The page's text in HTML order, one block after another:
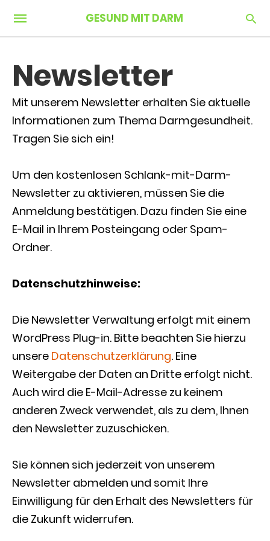
GESUND MIT DARM
Newsletter
Mit unserem Newsletter erhalten Sie aktuelle
Informationen zum Thema Darmgesundheit.
Tragen Sie sich ein!
Um den kostenlosen Schlank-mit-Darm-
Newsletter zu aktivieren, müssen Sie die
Anmeldung bestätigen. Dazu finden Sie eine
E-Mail in Ihrem Posteingang oder Spam-
Ordner.
Datenschutzhinweise:
Die Newsletter Verwaltung erfolgt mit einem
WordPress Plug-in. Bitte beachten Sie hierzu
unsere Datenschutzerklärung. Eine
Weitergabe der Daten an Dritte erfolgt nicht.
Auch wird die E-Mail-Adresse zu keinem
anderen Zweck verwendet, als zu dem, Ihnen
den Newsletter zuzuschicken.
Sie können sich jederzeit von unserem
Newsletter abmelden und somit Ihre
Einwilligung für den Erhalt des Newsletters für
die Zukunft widerrufen.